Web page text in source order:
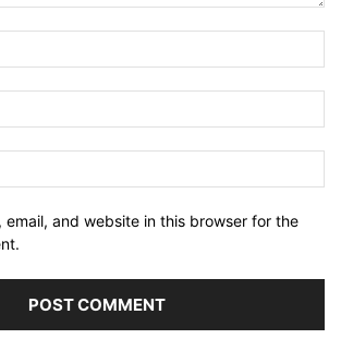
email, and website in this browser for the